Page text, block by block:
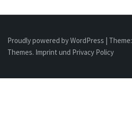
Proudly powered by WordPress | Theme:
Themes. Imprint und Privacy Policy